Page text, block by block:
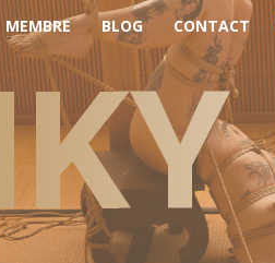
MEMBRE BLOG CONTACT